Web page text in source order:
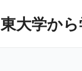
大学か